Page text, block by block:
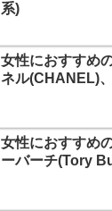
系)
女性におすすめ
ネル(CHANEL)
女性におすすめ
ーバーチ(Tory